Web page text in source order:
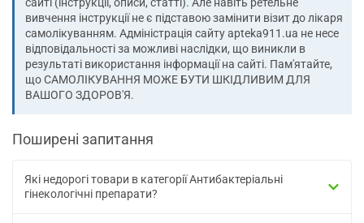
сайті (інструкції, описи, статті). Але навіть ретельне
вивчення інструкції не є підставою замінити візит до лікаря
самолікуванням. Адміністрація сайту apteka911.ua не несе
відповідальності за можливі наслідки, що виникли в
результаті використання інформації на сайті. Пам'ятайте,
що САМОЛІКУВАННЯ МОЖЕ БУТИ ШКІДЛИВИМ ДЛЯ
ВАШОГО ЗДОРОВ'Я.
Поширені запитання
Які недорогі товари в категорії Антибактеріальні
гінекологічні препарати?